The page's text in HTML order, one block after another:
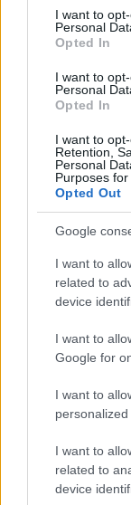
consent section.
I want to
Personal
Opted In
I want to
Personal
Opted In
I want to
Retention,
Personal
Purposes for
Opted Out
Google
I want to
related to
device
I want to
Google for
I want to
personalized
I want to
related to
device
19.
2020. március
ki az